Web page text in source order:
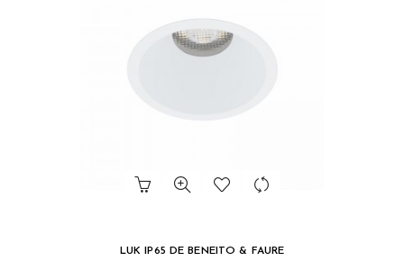
LUK IP65 DE BENEITO & FAURE